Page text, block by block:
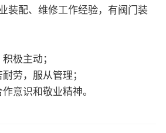
装配、维修工作经验，有阀门装
极主动；
劳，服从管理；
意识和敬业精神。